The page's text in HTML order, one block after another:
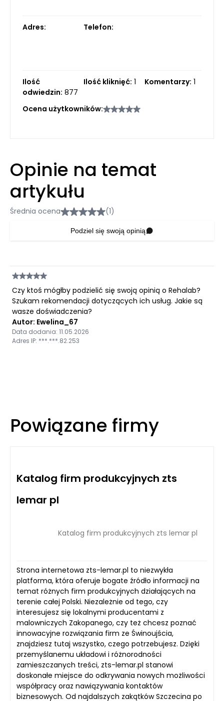
Adres: Telefon:
Ilość
odwiedzin: 877
Ilość kliknięć: 1 Komentarzy: 1
Ocena użytkowników:
Opinie na temat
artykułu
Średnia ocena (1)
Podziel się swoją opinią
Czy ktoś mógłby podzielić się swoją opinią o Rehalab?
Szukam rekomendacji dotyczących ich usług. Jakie są
wasze doświadczenia?
Autor: Ewelina_67
Data dodania: 11.05.2026
Adres IP: ***.***.82.253
Powiązane firmy
Katalog firm produkcyjnych zts
lemar pl
Katalog firm produkcyjnych zts lemar pl
Strona internetowa zts-lemar.pl to niezwykła
platforma, która oferuje bogate źródło informacji na
temat różnych firm produkcyjnych działających na
terenie całej Polski. Niezależnie od tego, czy
interesujesz się lokalnymi producentami z
malowniczych Zakopanego, czy też chcesz poznać
innowacyjne rozwiązania firm ze Świnoujścia,
znajdziesz tutaj wszystko, czego potrzebujesz. Dzięki
przemyślanemu układowi i różnorodności
zamieszczanych treści, zts-lemar.pl stanowi
doskonałe miejsce do odkrywania nowych możliwości
współpracy oraz nawiązywania kontaktów
biznesowych. Od najdalszych zakątków Szczecina po